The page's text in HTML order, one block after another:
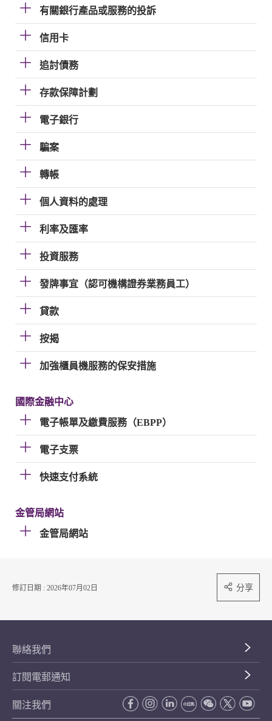
有關銀行產品或服務的投訴
信用卡
追討債務
存款保障計劃
電子銀行
騙案
轉帳
個人資料的處理
利率及匯率
投資服務
發牌事宜（認可機構證券業務員工）
貸款
按揭
加強櫃員機服務的保安措施
國際金融中心
電子帳單及繳費服務（EBPP）
電子支票
快速支付系統
金管局網站
金管局網站
修訂日期 : 2026年07月02日 分享
聯絡我們
訂閱電郵通知
關注我們